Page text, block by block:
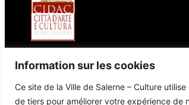
Information sur les cookies
Ce site de la Ville de Salerne – Culture
de tiers pour améliorer votre expérience de
© 2026 Comune di Salerno –